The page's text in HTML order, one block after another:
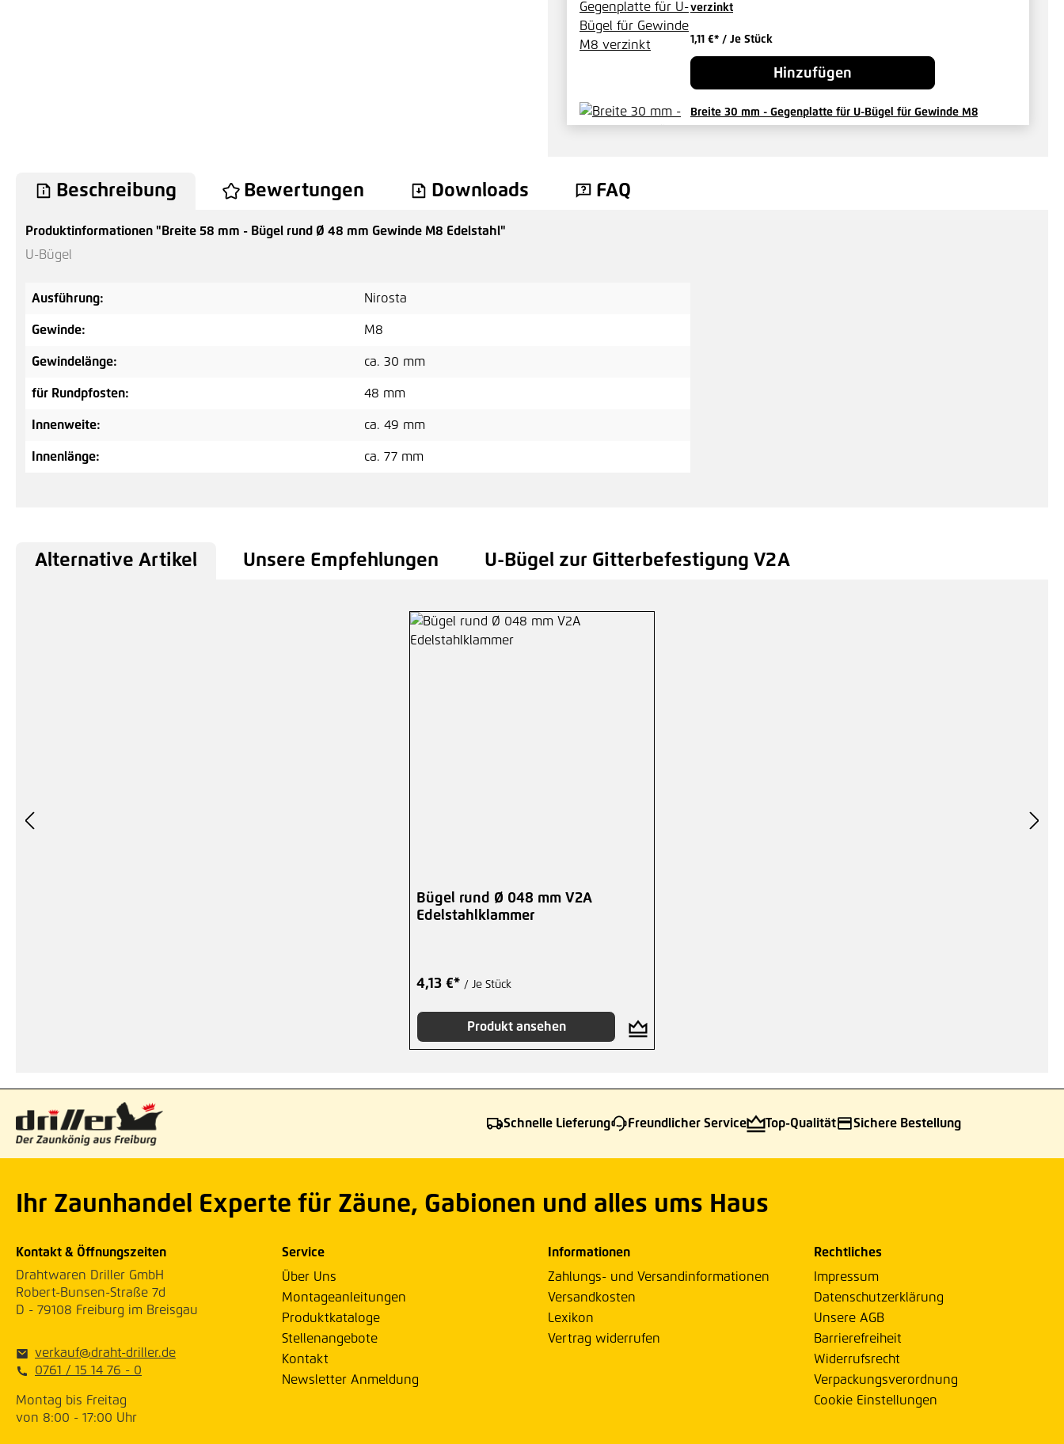
verzinkt
1,11 €* / Je Stück
Hinzufügen
Breite 30 mm - Gegenplatte für U-Bügel für Gewinde M8
Beschreibung Bewertungen Downloads FAQ
Produktinformationen "Breite 58 mm - Bügel rund Ø 48 mm Gewinde M8 Edelstahl"
U-Bügel
Ausführung: Nirosta
Gewinde: M8
Gewindelänge: ca. 30 mm
für Rundpfosten: 48 mm
Innenweite: ca. 49 mm
Innenlänge: ca. 77 mm
Alternative Artikel Unsere Empfehlungen U-Bügel zur Gitterbefestigung V2A
Bügel rund Ø 048 mm V2A
Edelstahlklammer
4,13 €* / Je Stück
Produkt ansehen
Schnelle Lieferung Freundlicher Service Top-Qualität Sichere Bestellung
Ihr Zaunhandel Experte für Zäune, Gabionen und alles ums Haus
Kontakt & Öffnungszeiten
Drahtwaren Driller GmbH
Robert-Bunsen-Straße 7d
D - 79108 Freiburg im Breisgau
verkauf@draht-driller.de
0761 / 15 14 76 - 0
Montag bis Freitag
von 8:00 - 17:00 Uhr
Service
Über Uns
Montageanleitungen
Produktkataloge
Stellenangebote
Kontakt
Newsletter Anmeldung
Informationen
Zahlungs- und Versandinformationen
Versandkosten
Lexikon
Vertrag widerrufen
Rechtliches
Impressum
Datenschutzerklärung
Unsere AGB
Barrierefreiheit
Widerrufsrecht
Verpackungsverordnung
Cookie Einstellungen